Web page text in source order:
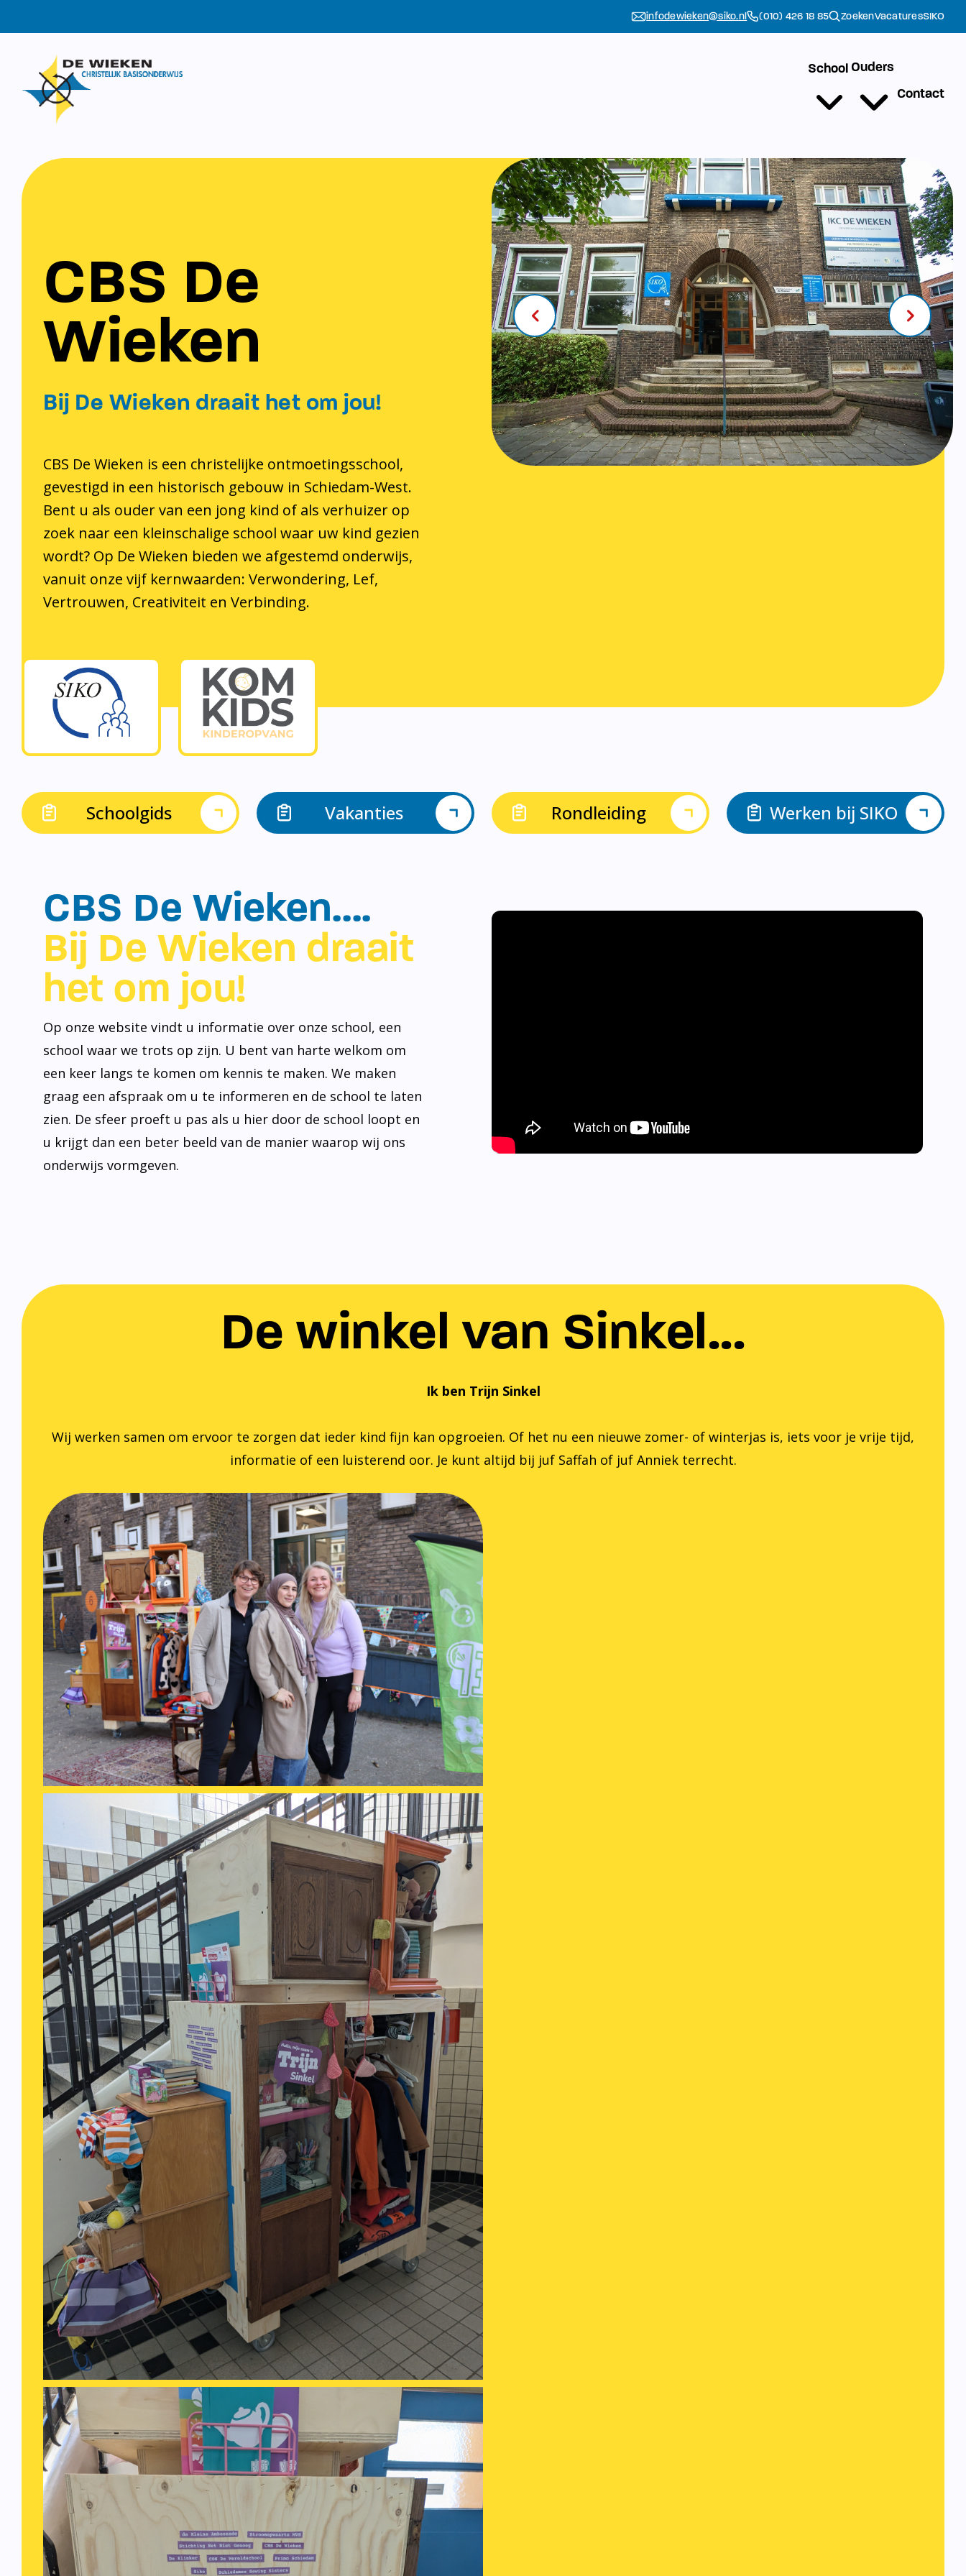
infodewieken@siko.nl (010) 426 18 85 ZoekenVacaturesSIKO
School Ouders
Contact
CBS De
Wieken
Bij De Wieken draait het om jou!
CBS De Wieken is een christelijke ontmoetingsschool,
gevestigd in een historisch gebouw in Schiedam-West.
Bent u als ouder van een jong kind of als verhuizer op
zoek naar een kleinschalige school waar uw kind gezien
wordt? Op De Wieken bieden we afgestemd onderwijs,
vanuit onze vijf kernwaarden: Verwondering, Lef,
Vertrouwen, Creativiteit en Verbinding.
Schoolgids Vakanties Rondleiding Werken bij SIKO
CBS De Wieken….
Bij De Wieken draait
het om jou!
Op onze website vindt u informatie over onze school, een
school waar we trots op zijn. U bent van harte welkom om
een keer langs te komen om kennis te maken. We maken
graag een afspraak om u te informeren en de school te laten
zien. De sfeer proeft u pas als u hier door de school loopt en
u krijgt dan een beter beeld van de manier waarop wij ons
onderwijs vormgeven.
De winkel van Sinkel...
Ik ben Trijn Sinkel
Wij werken samen om ervoor te zorgen dat ieder kind fijn kan opgroeien. Of het nu een nieuwe zomer- of winterjas is, iets voor je vrije tijd,
informatie of een luisterend oor. Je kunt altijd bij juf Saffah of juf Anniek terrecht.